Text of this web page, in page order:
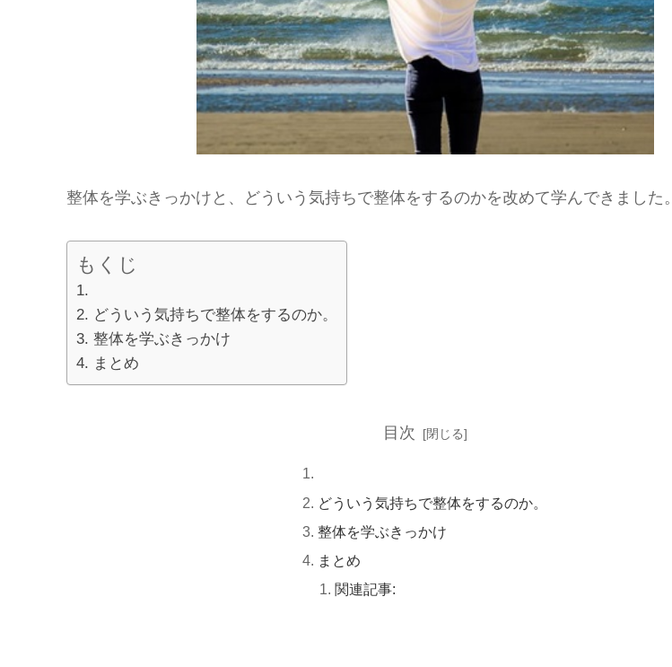
整体を学ぶきっかけと、どういう気持ちで整体をするのかを改めて学んできました。
もくじ
どういう気持ちで整体をするのか。
整体を学ぶきっかけ
まとめ
目次
どういう気持ちで整体をするのか。
整体を学ぶきっかけ
まとめ
関連記事: